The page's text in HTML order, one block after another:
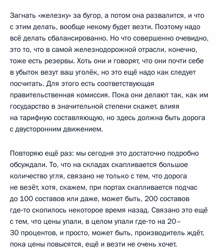
Загнать «железку» за бугор, а потом она развалится, и что
с этим делать, вообще некому будет везти. Поэтому надо
всё делать сбалансированно. Но что совершенно очевидно,
это то, что в самой железнодорожной отрасли, конечно,
тоже есть резервы. Хоть они и говорят, что они почти себе
в убыток везут ваш уголёк, но это ещё надо как следует
посчитать. Для этого есть соответствующая
правительственная комиссия. Пока они делают так, как им
государство в значительной степени скажет, влияя
на тарифную составляющую, но здесь должна быть дорога
с двусторонним движением.
Повторяю ещё раз: мы сегодня это достаточно подробно
обсуждали. То, что на складах скапливается большое
количество угля, связано не только с тем, что дорога
не везёт, хотя, скажем, при портах скапливается подчас
до 100 составов или даже, может быть, 200 составов
где‑то скопилось некоторое время назад. Связано это ещё
с тем, что цены упали, в целом упали где‑то на 20–
30 процентов, и просто, может быть, производитель ждёт,
пока цены повысятся, ещё и везти не очень хочет.